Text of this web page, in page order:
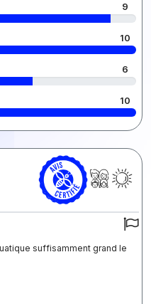
9
10
6
10
suffisamment grand le